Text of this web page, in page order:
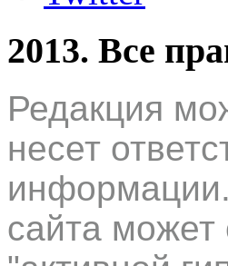
2013. Все
Редакция
несет
сайта может